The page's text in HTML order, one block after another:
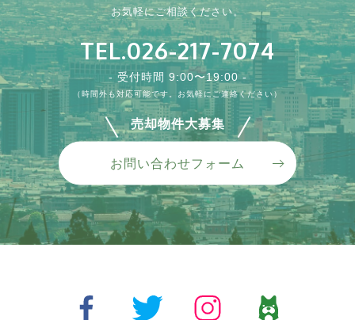
水栓金具交換 ビフォー→アフター
種類 ：キッチン
弊社で管理させていただいている物件は、借主様からの設備不具
合などのご対応や、オーナー様からのリフォームのご依頼などの
ほと...
VIEW MORE
水回り
ダイニングキッチン Before-After
種類 ：キッチン
ダイニングキッチン before→after 天井を抜いて吹き抜けにした
りキッチンの位置の変更、建具や電気工事などかなり...
VIEW MORE
内装
外壁塗装
種類 ：外壁
外壁塗装 before→after リフォーム・リノベーションから建物解
体まで、住まいの事なら『住まいるプラス』へご相談...
VIEW MORE
外装
アパートの通路・階段、防水工事
種類 ：その他
アパートの共用通路、階段の防水工事 before→after 既存のコ
ンクリートに水が染み込...
VIEW MORE
防水
掃き出し窓交換 before→after
種類 ：その他
縁側掃き出し窓 before→after 木製窓からアルミサッシに変更、
窓枠の歪みも解消されました。 サッシ回りはシーリ...
VIEW MORE
その他
お気軽にご相談ください。
TEL.026-217-7074
- 受付時間 9:00〜19:00 -
（時間外も対応可能です。お気軽にご連絡ください）
売却物件大募集
お問い合わせフォーム